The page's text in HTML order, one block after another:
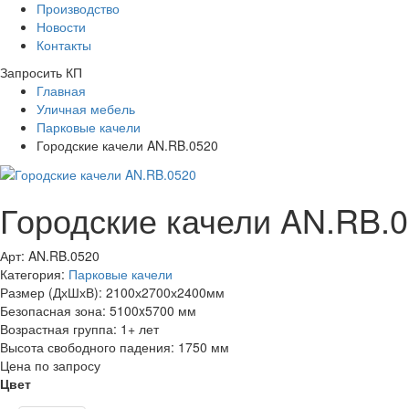
Производство
Новости
Контакты
Запросить КП
Главная
Уличная мебель
Парковые качели
Городские качели AN.RB.0520
Городские качели
Арт: AN.RB.0520
Категория: Парковые качели
Размер (ДхШхВ): 2100х2700х2400мм
Безопасная зона: 5100x5700 мм
Возрастная группа: 1+ лет
Высота свободного падения: 1750 мм
Цена по запросу
Цвет